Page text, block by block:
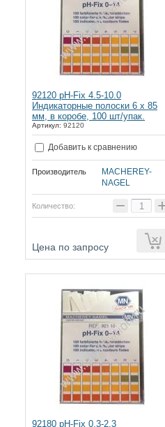
92120 pH-Fix 4.5-10.0
Индикаторные полоски 6 х 85
мм, в коробе, 100 шт/упак.
Артикул: 92120
Добавить к сравнению
Производитель
MACHEREY-
NAGEL
Количество: −
Цена по запросу
92180 pH-Fix 0.3-2.3